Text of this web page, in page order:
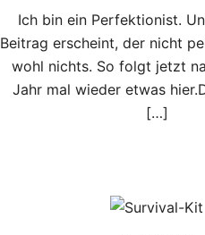
Ich bin ein Perfektionist.
Beitrag erscheint, der nicht
wohl nichts. So folgt jetzt
Jahr mal wieder etwas
[…]